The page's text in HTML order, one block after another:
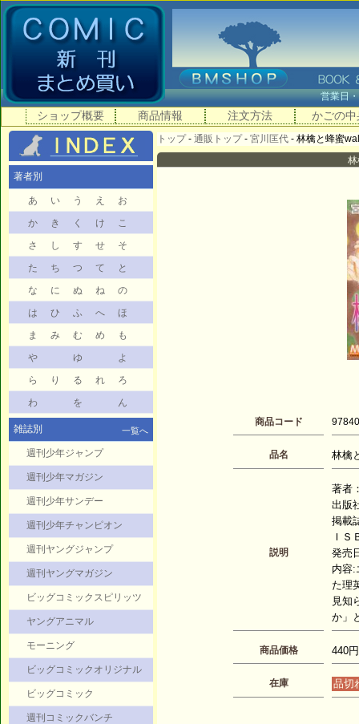
営業
ショップ概要 商品情報 注文方法 かごの中
著者別
あ い う え
お
か
き く け
こ
さ
し す せ
そ
た
ち つ て
と
な
に ぬ ね
の
は
ひ ふ へ
ほ
ま
み む め
も
や
ゆ
よ
ら
り る れ
ろ
わ
を ん
雑誌別 一覧へ
週刊少年ジャンプ
週刊少年マガジン
週刊少年サンデー
週刊少年チャンピオン
週刊ヤングジャンプ
週刊ヤングマガジン
ビッグコミックスピリッツ
ヤングアニマル
モーニング
ビッグコミックオリジナル
ビッグコミック
週刊コミックバンチ
トップ- 通販トップ- 宮川匡代 - 林檎と蜂蜜
商品コード
品名 林檎
説明
著者
出版
掲載
ＩＳ
発売
内容:
た理
見知
か」
商品価格 440円
在庫 品切